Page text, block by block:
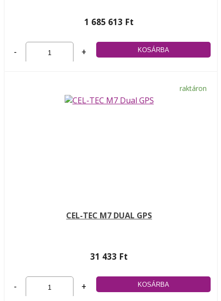
1 685 613 Ft
- +
raktáron
CEL-TEC M7 DUAL GPS
31 433 Ft
- +